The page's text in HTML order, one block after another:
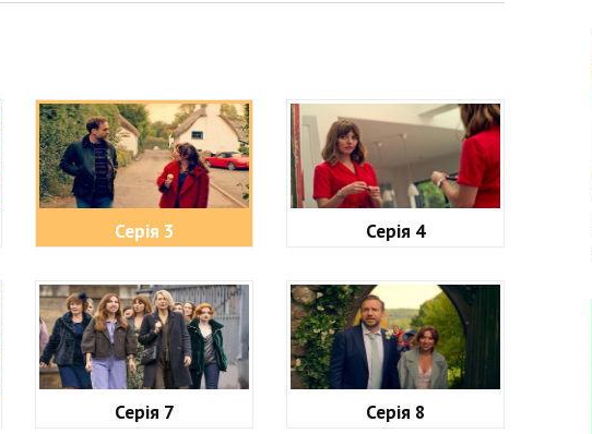
Серія 3 Серія 4
Серія 7 Серія 8